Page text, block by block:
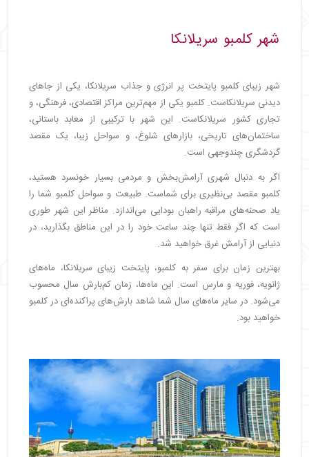
شهر کلمبو سریلانکا
شهر زیبای کلمبو پایتخت پر انرژی و جذاب سریلانکا، یکی از جاهای
دیدنی سریلانکاست. کلمبو یکی از مهم‌ترین مراکز اقتصادی، فرهنگی، و
تجاری کشور سریلانکاست. این شهر با ترکیبی از معابد باستانی،
ساختمان‌های تاریخی، بازارهای شلوغ، و سواحل زیبا، یک مقصد
گردشگری چندوجهی است.
اگر به دنبال شهری آرامش‌بخش و مردمی بسیار خونسرد هستید،
کلمبو مقصد بی‌نظیری برای شماست. طبیعت و سواحل کلمبو شما را
یاد صحنه‌های مراقبه راهبان بودایی می‌اندازد. مناظر این شهر طوری
است که اگر فقط تنها چند ساعت خود را در این مناطق بگذارید، در
دنیایی از آرامش غرق خواهید شد.
بهترین زمان برای سفر به کلمبو، پایتخت زیبای سریلانکا، ماه‌های
ژانویه، فوریه و مارس است. این ماه‌ها، زمان کم‌بارش سال محسوب
می‌شود. در سایر ماه‌های سال شما شاهد بارش‌های پراکنده‌ای در کلمبو
خواهید بود.